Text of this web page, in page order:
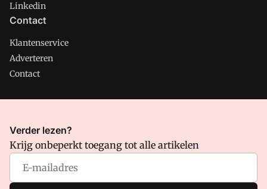
Linkedin
Contact
Klantenservice
Adverteren
Contact
CMweb is onderdeel van VMN media. Lees in
waar VMN media voor staat. Op gebruik van deze site zijn de
volgende regelingen van toepassing:Algemene Voorwaarden
Privacy en Cookie beleid
Verder lezen?
Krijg onbeperkt toegang tot alle artikelen